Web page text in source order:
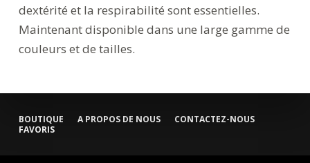
dextérité et la respirabilité sont essentielles.
Maintenant disponible dans une large gamme de
couleurs et de tailles.
BOUTIQUE A PROPOS DE NOUS
CONTACTEZ-NOUS
FAVORIS